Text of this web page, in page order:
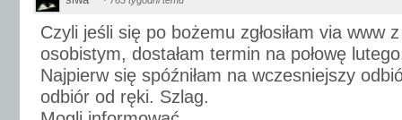
Czyli jeśli się po bożemu zgłosiłam via www
osobistym, dostałam termin na połowę
Najpierw się spóźniłam na wczesniejszy
odbiór od ręki. Szlag.